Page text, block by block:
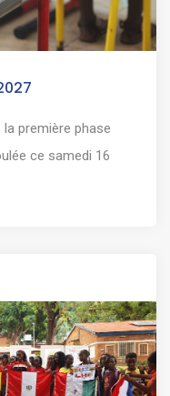
la première phase
ce samedi 16